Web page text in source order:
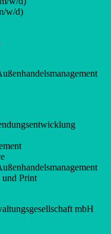
w/d)
Print
mbH